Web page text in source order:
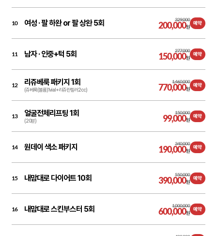
10 여성 ·팔 하완 or 팔 상완 5회 329,000
200,000원
예약
11 남자 ·인중+턱 5회 277,000
150,000원
예약
12 리쥬베룩 패키지 1회
(쥬베룩(볼륨)1vial+리쥬란힐러2cc)
1,460,000
770,000원
예약
13 얼굴전체리프팅 1회
(20분)
150,000
99,000원
예약
14 원데이 색소 패키지 340,000
190,000원
예약
15 내맘대로 다이어트 10회 550,000
390,000원
예약
16 내맘대로 스킨부스터 5회 1,000,000
600,000원
예약